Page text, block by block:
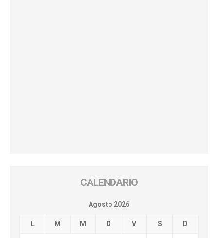
CALENDARIO
Agosto 2026
L M M G V S D